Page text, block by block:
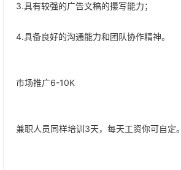
3.具有较强的广告文稿的攥写能力；
4.具备良好的沟通能力和团队协作精神。
市场推广6-10K
兼职人员同样培训3天，每天工资你可自定。